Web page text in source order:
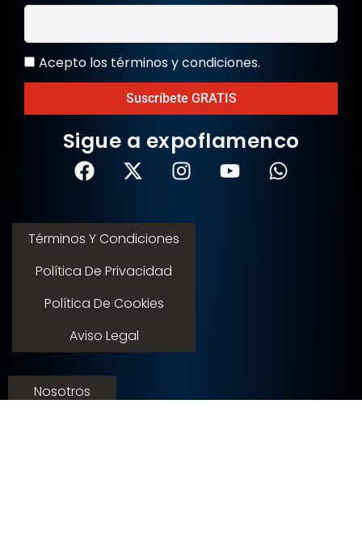
Acepto los términos y condiciones.
Suscríbete GRATIS
Sigue a expoflamenco
Términos Y Condiciones
Política De Privacidad
Política De Cookies
Aviso Legal
Nosotros